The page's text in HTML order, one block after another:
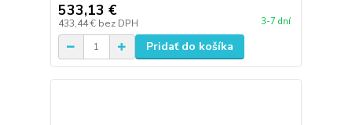
533,13 €
433,44 € bez DPH 3-7 dní
Pridať do košíka